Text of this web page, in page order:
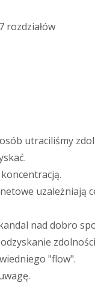
7 rozdziałów
utraciliśmy
uzależniają
nad dobro
"flow".